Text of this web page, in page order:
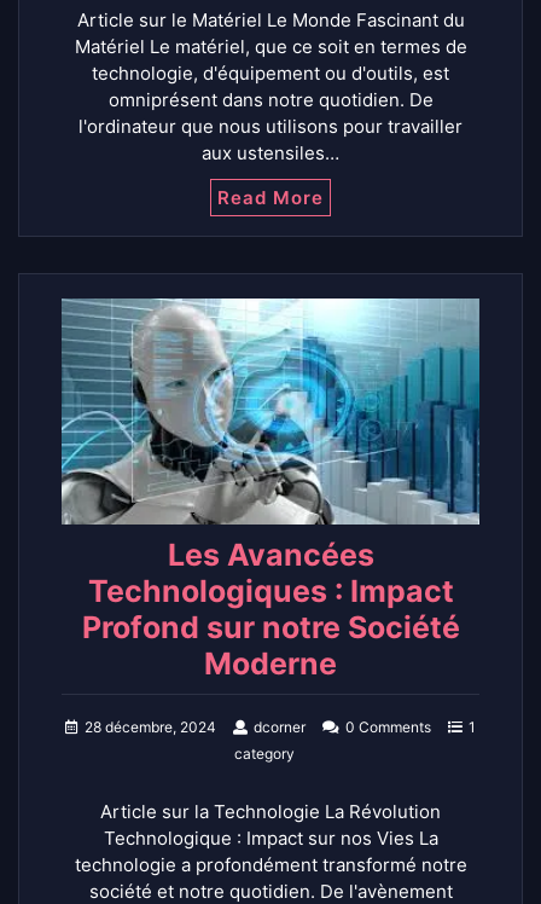
Article sur le Matériel Le Monde Fascinant du
Matériel Le matériel, que ce soit en termes de
technologie, d'équipement ou d'outils, est
omniprésent dans notre quotidien. De
l'ordinateur que nous utilisons pour travailler
aux ustensiles…
Read More
Les Avancées
Technologiques : Impact
Profond sur notre Société
Moderne
28 décembre, 2024 dcorner 0 Comments
1
category
Article sur la Technologie La Révolution
Technologique : Impact sur nos Vies La
technologie a profondément transformé notre
société et notre quotidien. De l'avènement